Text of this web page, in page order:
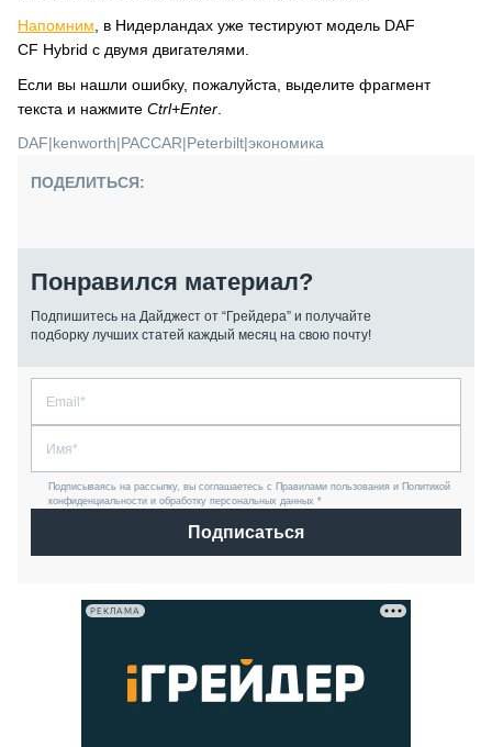
Напомним , в Нидерландах уже тестируют модель DAF
CF Hybrid с двумя двигателями.
Если вы нашли ошибку, пожалуйста, выделите фрагмент
текста и нажмите Ctrl+Enter
DAF|kenworth|PACCAR|Peterbilt|экономика
ПОДЕЛИТЬСЯ:
Понравился материал?
Подпишитесь на Дайджест от “Грейдера” и получайте
подборку лучших статей каждый месяц на свою почту!
Подписываясь на рассылку, вы соглашаетесь с Правилами пользования и Политикой
конфиденциальности и обработку персональных данных *
Подписаться
РЕКЛАМА